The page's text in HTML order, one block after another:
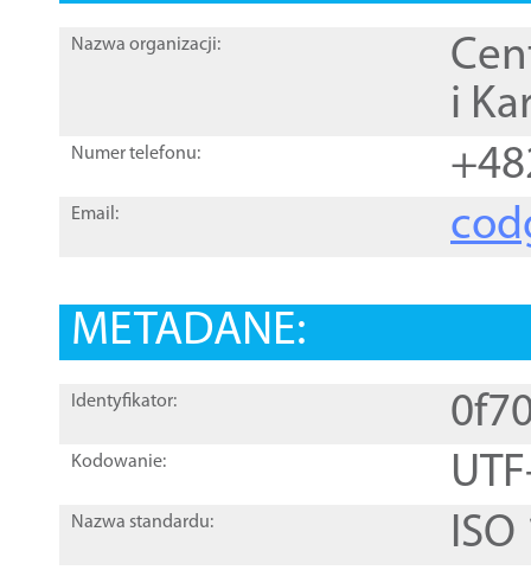
Nazwa organizacji:
i
Numer telefonu:
Email:
METADANE:
Identyfikator:
Kodowanie:
Nazwa standardu: